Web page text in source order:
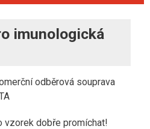
imunologická
odběrová souprava
vzorek dobře promíchat!